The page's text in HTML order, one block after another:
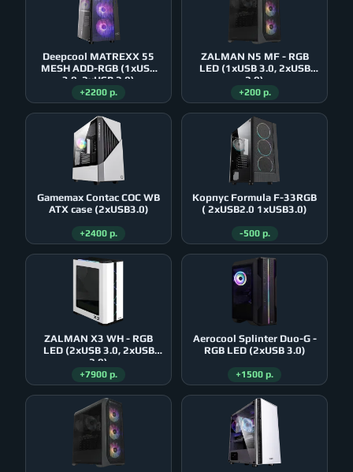
Deepcool MATREXX 55
MESH ADD-RGB (1xUSB
3.0, 2xUSB 2.0)
+2200 р.
ZALMAN N5 MF - RGB
LED (1xUSB 3.0, 2xUSB
2.0)
+200 р.
Gamemax Contac COC WB
ATX case (2xUSB3.0)
+2400 р.
Корпус Formula F-33RGB
( 2xUSB2.0 1xUSB3.0)
-500 р.
ZALMAN X3 WH - RGB
LED (2xUSB 3.0, 2xUSB
2.0)
+7900 р.
Aerocool Splinter Duo-G -
RGB LED (2xUSB 3.0)
+1500 р.